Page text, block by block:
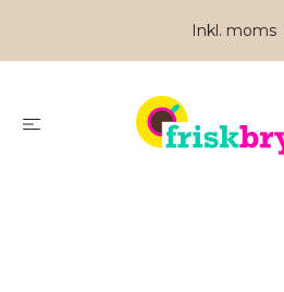
Inkl. moms